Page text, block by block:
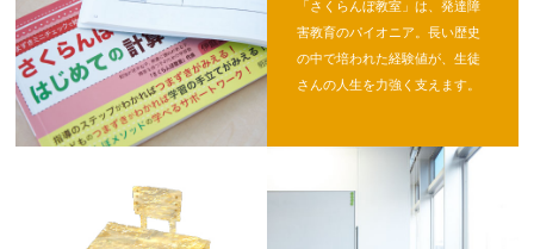
「さくらんぼ教室」は、発達障
害教育のパイオニア。長い歴史
の中で培われた経験値が、生徒
さんの人生を力強く支えます。